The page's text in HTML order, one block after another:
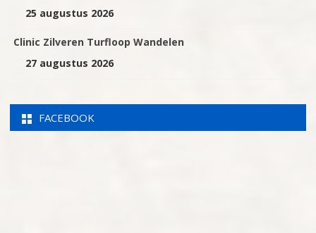
25 augustus 2026
Clinic Zilveren Turfloop Wandelen
27 augustus 2026
FACEBOOK